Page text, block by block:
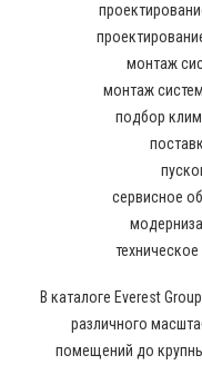
монтаж
монтаж
подбор
сервисное
В каталоге Everest
различного
помещений до